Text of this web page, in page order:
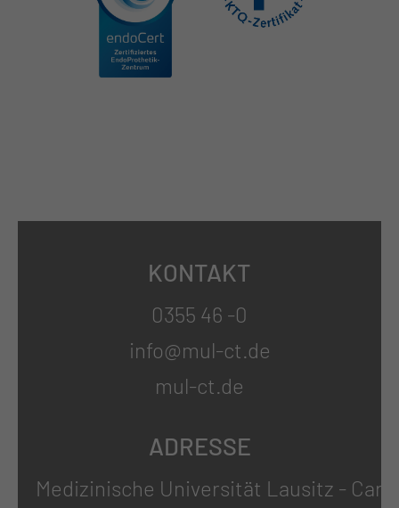
KONTAKT
0355 46 -0
info@mul-ct.de
mul-ct.de
ADRESSE
Medizinische Universität Lausitz - Carl